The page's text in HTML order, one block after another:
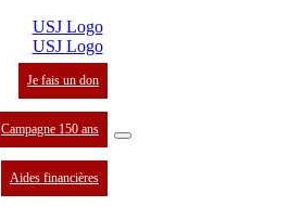
Je fais un don
Campagne 150 ans
Aides financières